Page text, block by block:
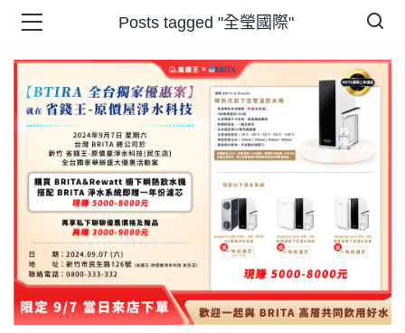
王 )
Posts tagged "全瑩國際"